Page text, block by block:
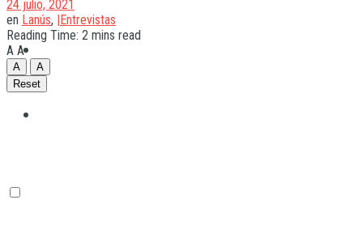
24 julio, 2021
en Lanús, |Entrevistas
Reading Time: 2 mins read
A A
A
A
Reset